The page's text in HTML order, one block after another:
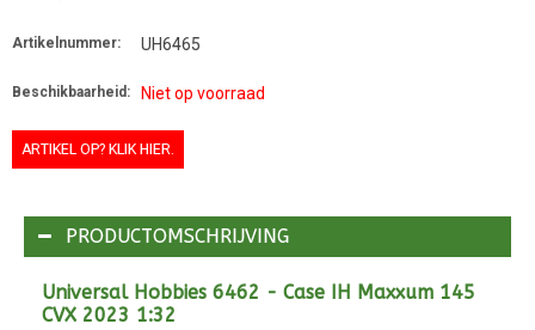
Artikelnummer: UH6465
Beschikbaarheid: Niet op voorraad
ARTIKEL OP? KLIK HIER.
PRODUCTOMSCHRIJVING
Universal Hobbies 6462 - Case IH Maxxum 145
CVX 2023 1:32